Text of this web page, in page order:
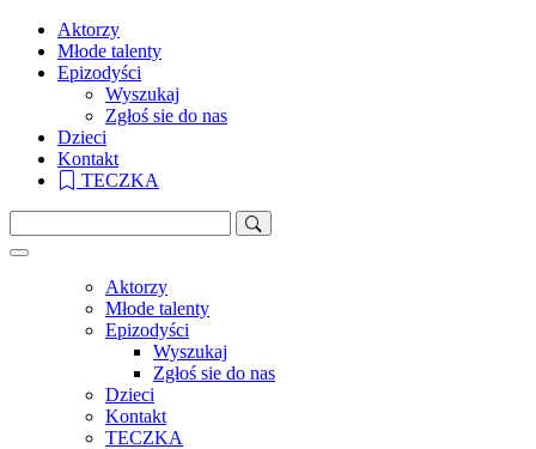
Aktorzy
Młode talenty
Epizodyści
Wyszukaj
Zgłoś sie do nas
Dzieci
Kontakt
TECZKA
Aktorzy
Młode talenty
Epizodyści
Wyszukaj
Zgłoś sie do nas
Dzieci
Kontakt
TECZKA